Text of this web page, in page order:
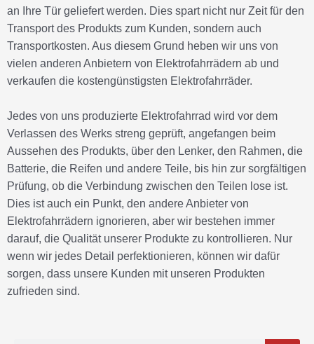
an Ihre Tür geliefert werden. Dies spart nicht nur Zeit für den
Transport des Produkts zum Kunden, sondern auch
Transportkosten. Aus diesem Grund heben wir uns von
vielen anderen Anbietern von Elektrofahrrädern ab und
verkaufen die kostengünstigsten Elektrofahrräder.
Jedes von uns produzierte Elektrofahrrad wird vor dem
Verlassen des Werks streng geprüft, angefangen beim
Aussehen des Produkts, über den Lenker, den Rahmen, die
Batterie, die Reifen und andere Teile, bis hin zur sorgfältigen
Prüfung, ob die Verbindung zwischen den Teilen lose ist.
Dies ist auch ein Punkt, den andere Anbieter von
Elektrofahrrädern ignorieren, aber wir bestehen immer
darauf, die Qualität unserer Produkte zu kontrollieren. Nur
wenn wir jedes Detail perfektionieren, können wir dafür
sorgen, dass unsere Kunden mit unseren Produkten
zufrieden sind.